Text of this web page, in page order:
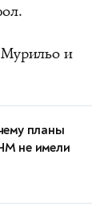
и
планы
не имели